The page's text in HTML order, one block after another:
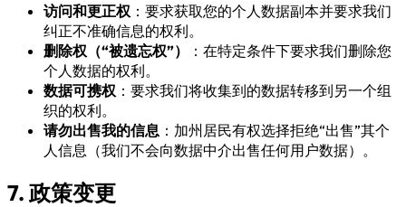
访问和更正权 ：要求获取您的个人数据副本并要求我们
纠正不准确信息的权利。
删除权（“被遗忘权”）
：在特定条件下要求我们删除您
个人数据的权利。
数据可携权 ：要求我们将收集到的数据转移到另一个组
织的权利。
请勿出售我的信息 ：加州居民有权选择拒绝“出售”其个
人信息（我们不会向数据中介出售任何用户数据）。
7. 政策变更